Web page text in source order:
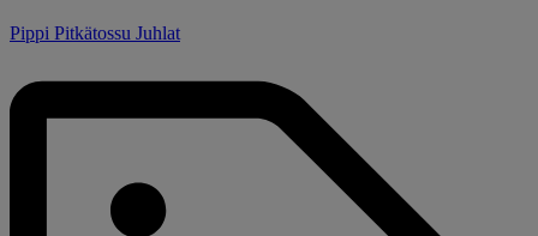
Pippi Pitkätossu Juhlat